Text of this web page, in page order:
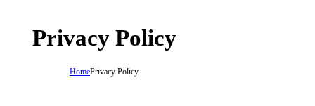
Privacy Policy
HomePrivacy Policy